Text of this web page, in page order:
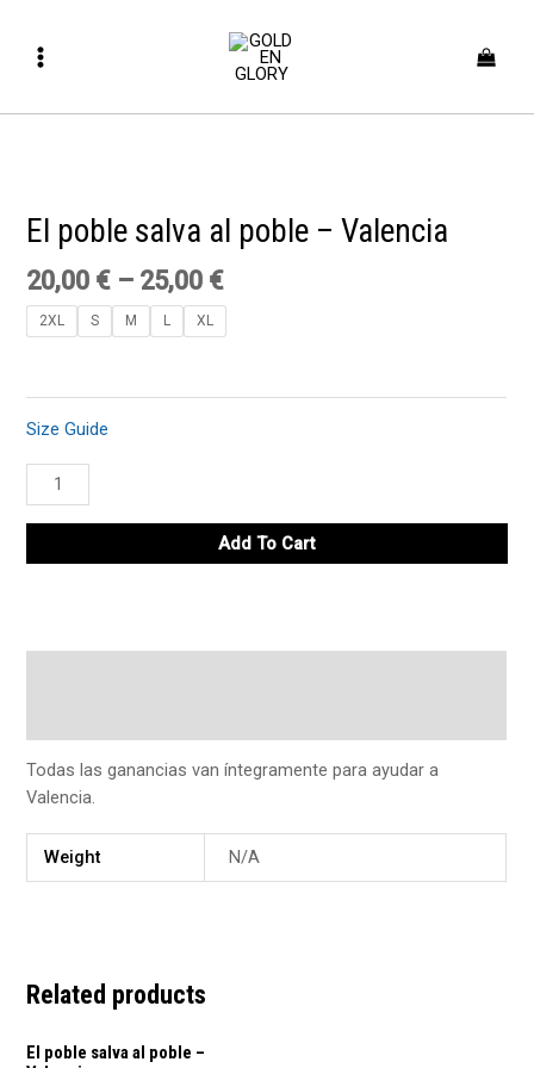
contentMenu
El poble salva al poble – Valencia
20,00 € – 25,00 €
2XL S M L XL
Size Guide
salva
al
poble
Valencia
Add To Cart
Todas las ganancias van íntegramente para ayudar a
Valencia.
Weight N/A
Related products
El poble salva al poble –
This